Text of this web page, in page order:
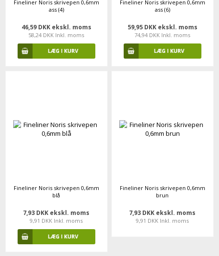
Fineliner Noris skrivepen 0,6mm
ass (4)
46,59 DKK ekskl. moms
58,24 DKK Inkl. moms
Fineliner Noris skrivepen 0,6mm
ass (6)
59,95 DKK ekskl. moms
74,94 DKK Inkl. moms
Fineliner Noris skrivepen 0,6mm
blå
7,93 DKK ekskl. moms
9,91 DKK Inkl. moms
Fineliner Noris skrivepen 0,6mm
brun
7,93 DKK ekskl. moms
9,91 DKK Inkl. moms